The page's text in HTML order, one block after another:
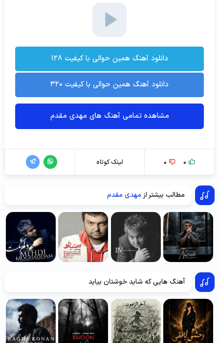
دانلود آهنگ همین حوالی با کیفیت ۱۲۸
دانلود آهنگ همین حوالی با کیفیت ۳۲۰
مشاهده تمامی آهنگ های مهدی مقدم
0
0 لینک کوتاه
مطالب بیشتر از مهدی مقدم
آهنگ هایی که شاید خوشتان بیاید